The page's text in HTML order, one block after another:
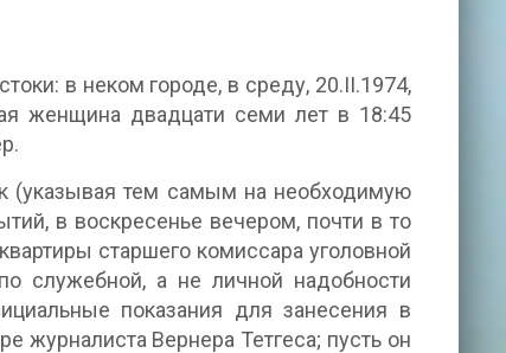
в неком городе, в среду, 20.II.1974,
женщина двадцати семи лет в 18:45
(указывая тем самым на необходимую
в воскресенье вечером, почти в то
старшего комиссара уголовной
служебной, а не личной надобности
показания для занесения в
журналиста Вернера Тетгеса; пусть он